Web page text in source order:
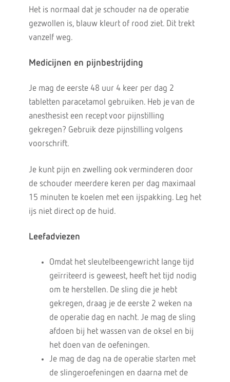
Het is normaal dat je schouder na de operatie
gezwollen is, blauw kleurt of rood ziet. Dit trekt
vanzelf weg.
Medicijnen en pijnbestrijding
Je mag de eerste 48 uur 4 keer per dag 2
tabletten paracetamol gebruiken. Heb je van de
anesthesist een recept voor pijnstilling
gekregen? Gebruik deze pijnstilling volgens
voorschrift.
Je kunt pijn en zwelling ook verminderen door
de schouder meerdere keren per dag maximaal
15 minuten te koelen met een ijspakking. Leg het
ijs niet direct op de huid.
Leefadviezen
Omdat het sleutelbeengewricht lange tijd
geïrriteerd is geweest, heeft het tijd nodig
om te herstellen. De sling die je hebt
gekregen, draag je de eerste 2 weken na
de operatie dag en nacht. Je mag de sling
afdoen bij het wassen van de oksel en bij
het doen van de oefeningen.
Je mag de dag na de operatie starten met
de slingeroefeningen en daarna met de